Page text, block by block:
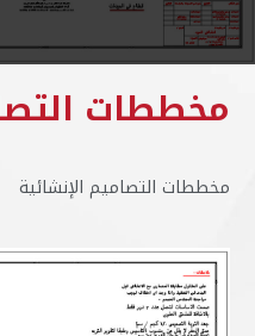
مخططات
مخططات التصاميم الإنشائية